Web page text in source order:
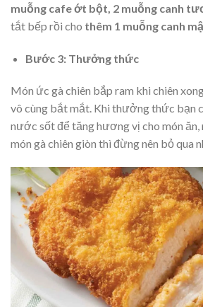
muỗng cafe ớt bột, 2 muỗng canh
tắt bếp rồi cho thêm 1 muỗng canh
Bước 3: Thưởng thức
Món ức gà chiên bắp ram khi chiên
vô cùng bắt mắt. Khi thưởng thức bạn
nước sốt để tăng hương vị cho món ăn,
món gà chiên giòn thì đừng nên bỏ qua